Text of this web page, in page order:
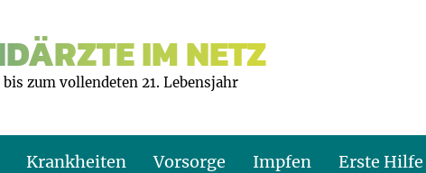
IM NETZ
zum vollendeten 21. Lebensjahr
Krankheiten Vorsorge Impfen Erste Hilfe